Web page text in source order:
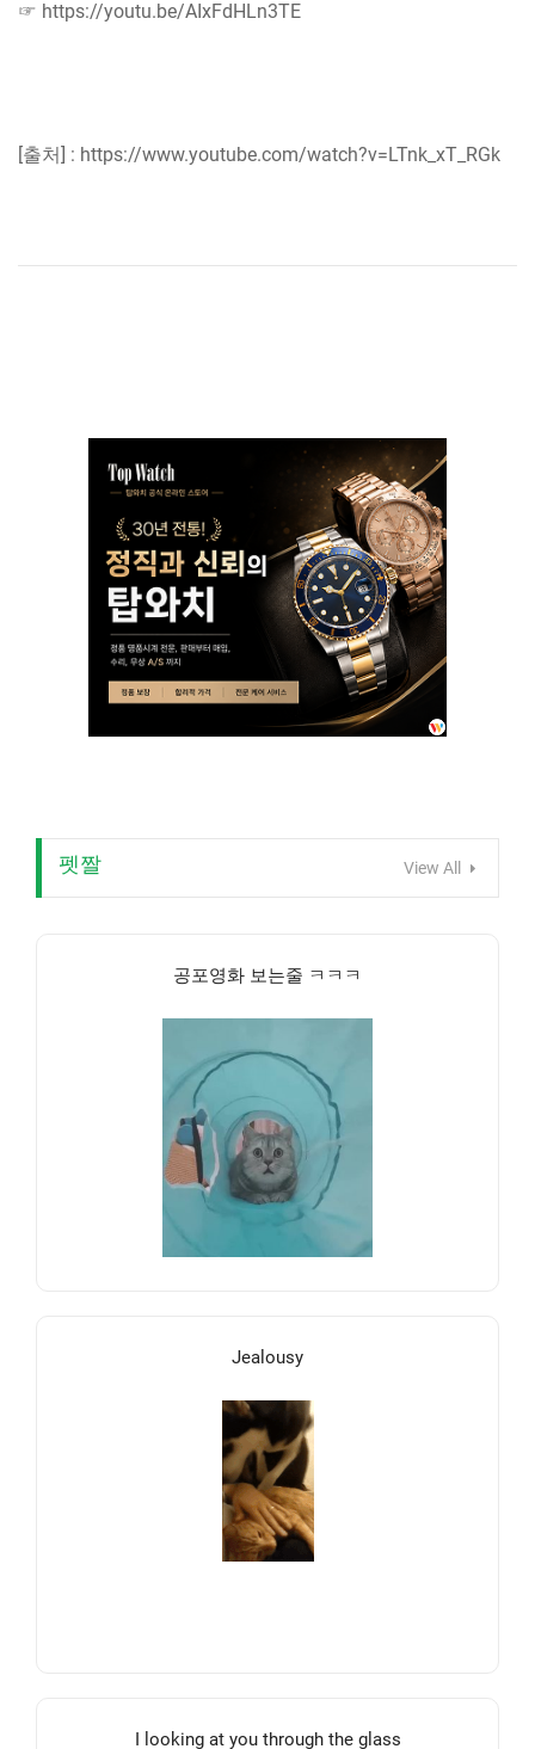
☞ https://youtu.be/AIxFdHLn3TE
[출처] : https://www.youtube.com/watch?v=LTnk_xT_RGk
펫짤 View All
공포영화 보는줄 ㅋㅋㅋ
Jealousy
I looking at you through the glass